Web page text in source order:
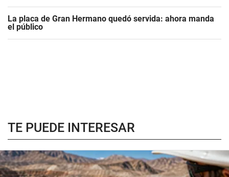
La placa de Gran Hermano quedó servida: ahora manda
el público
TE PUEDE INTERESAR